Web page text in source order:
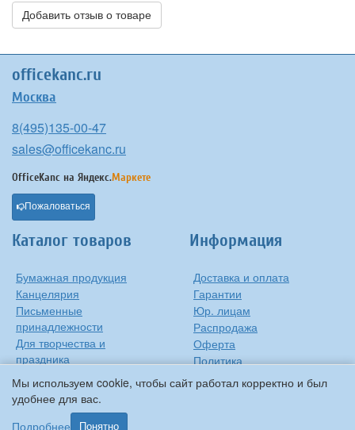
Мы используем cookie, чтобы сайт работал корректно и был
удобнее для вас.
Подробнее
Понятно
Добавить отзыв о товаре
officekanc.ru
Москва
8(495)135-00-47
sales@officekanc.ru
OfficeKanc на Яндекс.Маркете
Пожаловаться
Каталог товаров
Бумажная продукция
Канцелярия
Письменные
принадлежности
Для творчества и
праздника
Хозтовары
Информация
Доставка и оплата
Гарантии
Юр. лицам
Распродажа
Оферта
Политика
конфиденциальности
Контакты